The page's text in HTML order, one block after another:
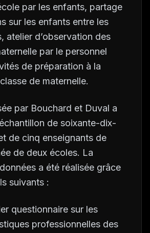
par les enfants, partage
sur les enfants entre les
atelier d’observation des
par le personnel
de préparation à la
de maternelle.
par Bouchard et Duval a
de soixante-dix-
de cinq enseignants de
de deux écoles. La
a été réalisée grâce
suivants :
questionnaire sur les
professionnelles des